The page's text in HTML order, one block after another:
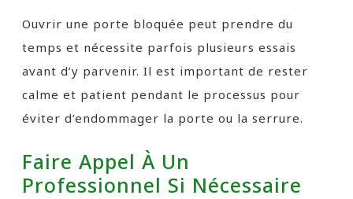
Ouvrir une porte bloquée peut prendre du
temps et nécessite parfois plusieurs essais
avant d’y parvenir. Il est important de rester
calme et patient pendant le processus pour
éviter d’endommager la porte ou la serrure.
Faire Appel À Un
Professionnel Si Nécessaire